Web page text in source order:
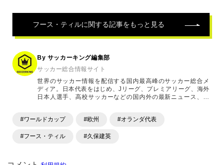
フース・ティルに関する記事をもっと見る
By サッカーキング編集部
サッカー総合情報サイト
世界のサッカー情報を配信する国内最高峰のサッカー総合メ
ディア。日本代表をはじめ、Jリーグ、プレミアリーグ、海外
日本人選手、高校サッカーなどの国内外の最新ニュース、コ
ます。「X」「Instagram」「YouTube」「TikTok」など、
#ワールドカップ #欧州 #オランダ代表
#フース・ティル #久保建英